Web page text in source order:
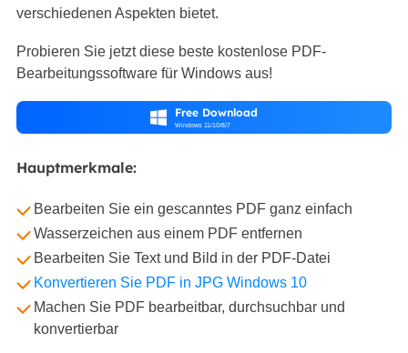
verschiedenen Aspekten bietet.
Probieren Sie jetzt diese beste kostenlose PDF-
Bearbeitungssoftware für Windows aus!
 Free Download
Windows 11/10/8/7
Hauptmerkmale:
Bearbeiten Sie ein gescanntes PDF ganz einfach
Wasserzeichen aus einem PDF entfernen
Bearbeiten Sie Text und Bild in der PDF-Datei
Konvertieren Sie PDF in JPG Windows 10
Machen Sie PDF bearbeitbar, durchsuchbar und
konvertierbar